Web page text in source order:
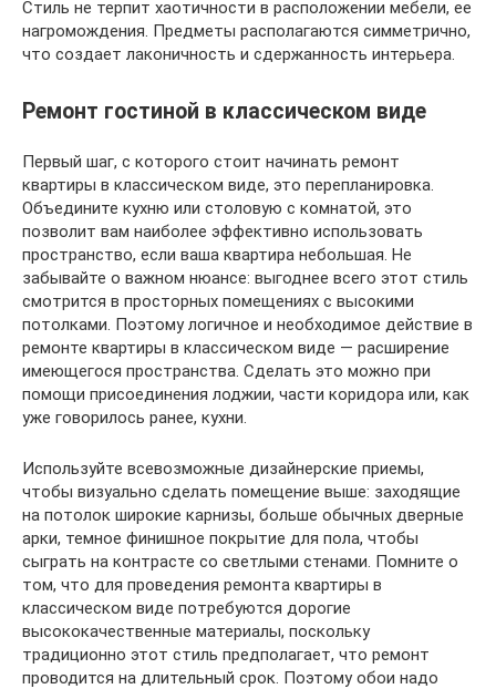
Стиль не терпит хаотичности в расположении мебели, ее
нагромождения. Предметы располагаются симметрично,
что создает лаконичность и сдержанность интерьера.
Ремонт гостиной в классическом виде
Первый шаг, с которого стоит начинать ремонт
квартиры в классическом виде, это перепланировка.
Объедините кухню или столовую с комнатой, это
позволит вам наиболее эффективно использовать
пространство, если ваша квартира небольшая. Не
забывайте о важном нюансе: выгоднее всего этот стиль
смотрится в просторных помещениях с высокими
потолками. Поэтому логичное и необходимое действие в
ремонте квартиры в классическом виде — расширение
имеющегося пространства. Сделать это можно при
помощи присоединения лоджии, части коридора или, как
уже говорилось ранее, кухни.
Используйте всевозможные дизайнерские приемы,
чтобы визуально сделать помещение выше: заходящие
на потолок широкие карнизы, больше обычных дверные
арки, темное финишное покрытие для пола, чтобы
сыграть на контрасте со светлыми стенами. Помните о
том, что для проведения ремонта квартиры в
классическом виде потребуются дорогие
высококачественные материалы, поскольку
традиционно этот стиль предполагает, что ремонт
проводится на длительный срок. Поэтому обои надо